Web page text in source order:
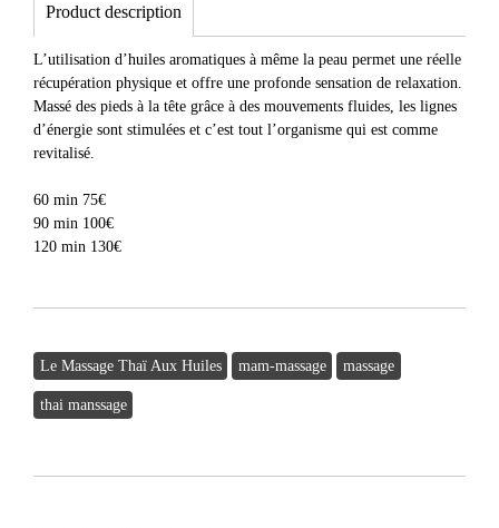
Product description
L’utilisation d’huiles aromatiques à même la peau permet une réelle
récupération physique et offre une profonde sensation de relaxation.
Massé des pieds à la tête grâce à des mouvements fluides, les lignes
d’énergie sont stimulées et c’est tout l’organisme qui est comme
revitalisé.
60 min 75€
90 min 100€
120 min 130€
Le Massage Thaï Aux Huiles mam-massage massage
thai manssage